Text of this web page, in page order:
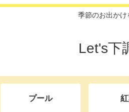
季節のお出かけ
Let's下
プール